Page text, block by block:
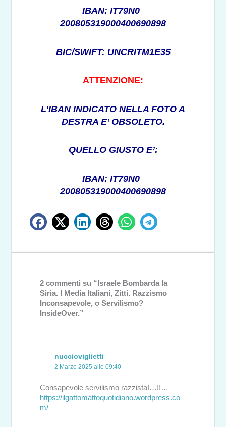
IBAN: IT79N0
200805319000400690898
BIC/SWIFT: UNCRITM1E35
ATTENZIONE:
L’IBAN INDICATO NELLA FOTO A
DESTRA E’ OBSOLETO.
QUELLO GIUSTO E’:
IBAN: IT79N0
200805319000400690898
2 commenti su “Israele Bombarda la
Siria. I Media Italiani, Zitti. Razzismo
Inconsapevole, o Servilismo?
InsideOver.”
nuccioviglietti
2 Marzo 2025 alle 09:40
Consapevole servilismo razzista!…!!…
https://ilgattomattoquotidiano.wordpress.co
m/